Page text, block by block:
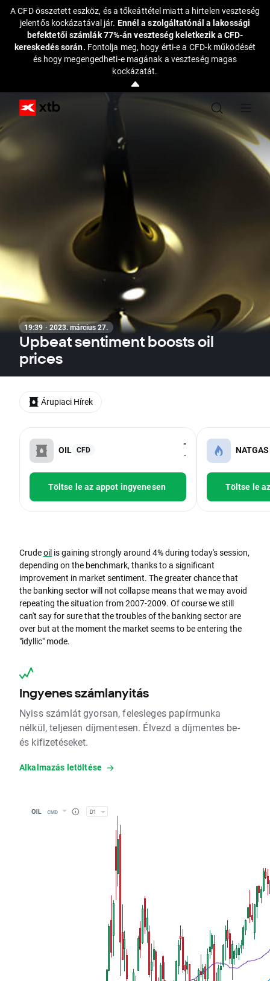
A CFD összetett eszköz, és a tőkeáttétel miatt a hirtelen veszteség
jelentős kockázatával jár. Ennél a szolgáltatónál a lakossági
befektetői számlák 77%-án veszteség keletkezik a CFD-
kereskedés során. Fontolja meg, hogy érti-e a CFD-k működését
és hogy megengedheti-e magának a veszteség magas
kockázatát.
19:39 · 2023. március 27.
Upbeat sentiment boosts oil
prices
OIL CFD
-
-
Töltse le az appot ingyenesen
NATGAS
Töltse le
Crudeoil is gaining strongly around 4% during today's session,
depending on the benchmark, thanks to a significant
improvement in market sentiment. The greater chance that
the banking sector will not collapse means that we may avoid
repeating the situation from 2007-2009. Of course we still
can't say for sure that the troubles of the banking sector are
over but at the moment the market seems to be entering the
"idyllic" mode.
Ingyenes számlanyitás
Nyiss számlát gyorsan, felesleges papírmunka
nélkül, teljesen díjmentesen. Élvezd a díjmentes be-
és kifizetéseket.
Alkalmazás letöltése
Árupiaci Hírek